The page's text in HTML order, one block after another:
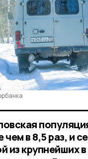
в 8,5 раз, и
из крупнейших